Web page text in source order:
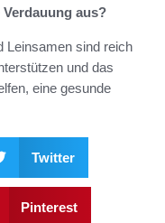
aus?
Leinsamen sind reich
und das
eine gesunde
Twitter
Pinterest